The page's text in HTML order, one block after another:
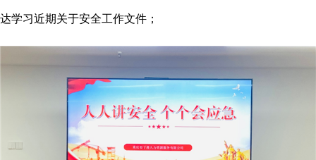
达学习近期关于安全工作文件；